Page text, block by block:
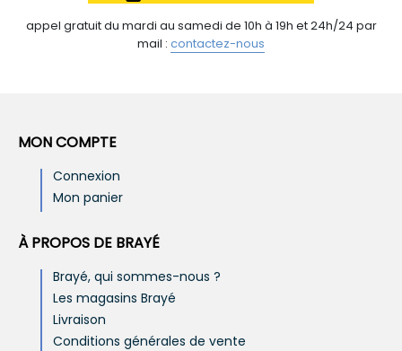
appel gratuit du mardi au samedi de 10h à 19h et 24h/24 par
mail : contactez-nous
MON COMPTE
Connexion
Mon panier
À PROPOS DE BRAYÉ
Brayé, qui sommes-nous ?
Les magasins Brayé
Livraison
Conditions générales de vente